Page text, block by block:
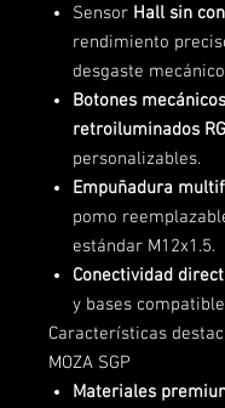
Sensor Hall sin
rendimiento
desgaste
Botones mecánicos
retroiluminados
personalizables.
Empuñadura
pomo
estándar M12x1.5.
Conectividad
y bases
Características
MOZA SGP
Materiales